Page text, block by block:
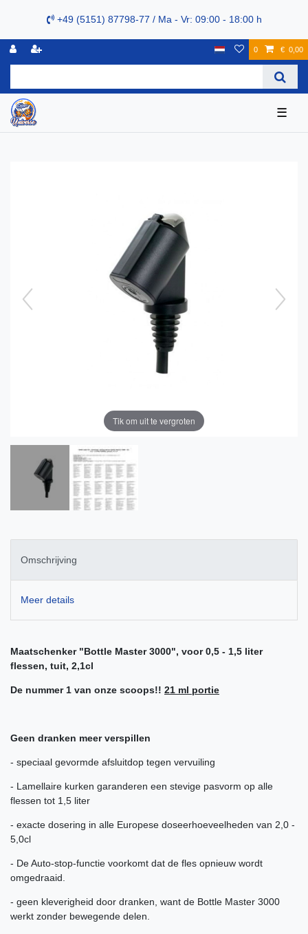
+49 (5151) 87798-77 / Ma - Vr: 09:00 - 18:00 h
0 € 0,00
☰
Tik om uit te vergroten
Omschrijving
Meer details
Maatschenker "Bottle Master 3000", voor 0,5 - 1,5 liter
flessen, tuit, 2,1cl
De nummer 1 van onze scoops!! 21 ml portie
Geen dranken meer verspillen
- speciaal gevormde afsluitdop tegen vervuiling
- Lamellaire kurken garanderen een stevige pasvorm op alle
flessen tot 1,5 liter
- exacte dosering in alle Europese doseerhoeveelheden van 2,0 -
5,0cl
- De Auto-stop-functie voorkomt dat de fles opnieuw wordt
omgedraaid.
- geen kleverigheid door dranken, want de Bottle Master 3000
werkt zonder bewegende delen.